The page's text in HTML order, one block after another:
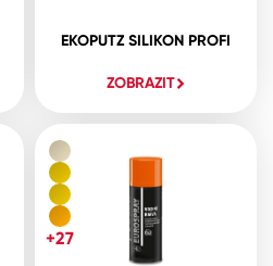
EKOPUTZ SILIKON PROFI
ZOBRAZIT
+27